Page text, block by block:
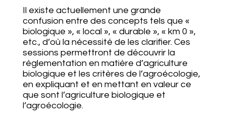
Il existe actuellement une grande
confusion entre des concepts tels que «
biologique », « local », « durable », « km 0 »,
etc., d’où la nécessité de les clarifier. Ces
sessions permettront de découvrir la
réglementation en matière d’agriculture
biologique et les critères de l’agroécologie,
en expliquant et en mettant en valeur ce
que sont l’agriculture biologique et
l’agroécologie.